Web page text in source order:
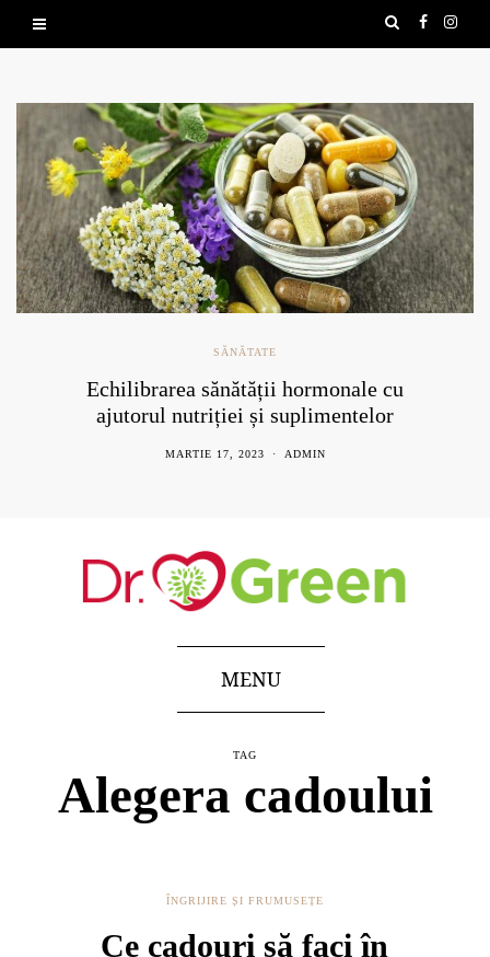
SĂNĂTATE
Echilibrarea sănătății hormonale cu
ajutorul nutriției și suplimentelor
MARTIE 17, 2023 ADMIN
MENU
TAG
Alegera cadoului
ÎNGRIJIRE ȘI FRUMUSEȚE
Ce cadouri să faci în